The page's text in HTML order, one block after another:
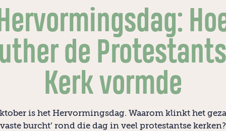
de
Kerk vormde
is het Hervormingsdag. Waarom klinkt het
vaste burcht’ rond die dag in veel protestantse kerken?